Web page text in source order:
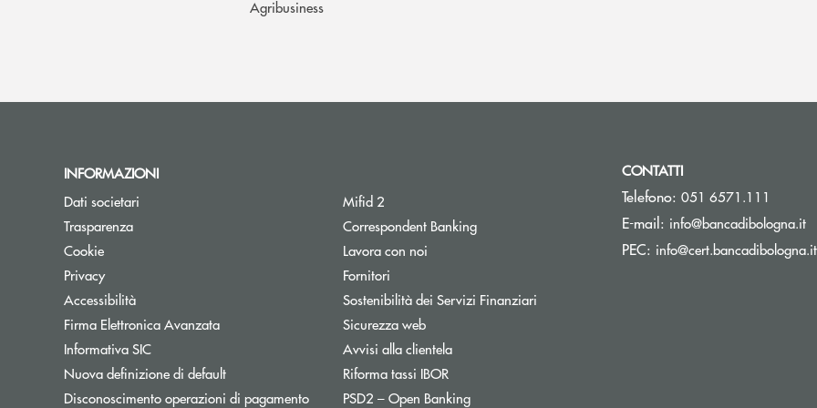
Agribusiness
INFORMAZIONI
Dati societari
Trasparenza
Cookie
Privacy
Accessibilità
Firma Elettronica Avanzata
Informativa SIC
Nuova definizione di default
Disconoscimento operazioni di pagamento
Mifid 2
Correspondent Banking
Lavora con noi
Fornitori
Sostenibilità dei Servizi Finanziari
Sicurezza web
Avvisi alla clientela
Riforma tassi IBOR
PSD2 – Open BankingApre una nuova finestra
CONTATTI
Telefono: 051 6571.111
E-mail: info@bancadibologna.it
PEC: info@cert.bancadibologna.it